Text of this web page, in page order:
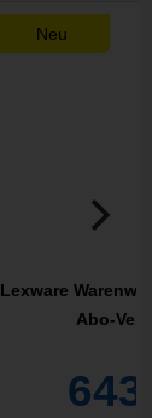
Neu
Lexware
Abo-